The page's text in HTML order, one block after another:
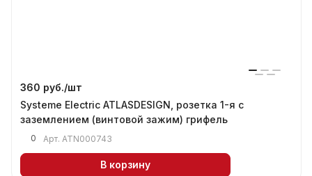
360 руб./шт
Systeme Electric ATLASDESIGN, розетка 1-я с
заземлением (винтовой зажим) грифель
0 Арт. ATN000743
В корзину